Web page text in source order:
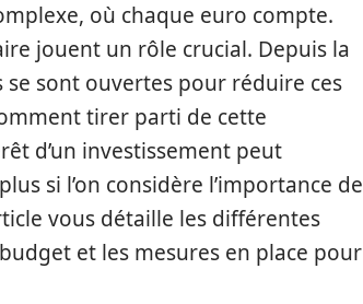
où chaque euro compte.
jouent un rôle crucial. Depuis la
sont ouvertes pour réduire ces
tirer parti de cette
d’un investissement peut
si l’on considère l’importance de
vous détaille les différentes
et les mesures en place pour